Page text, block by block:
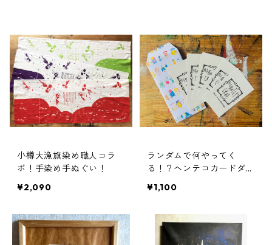
小樽大漁旗染め職人コラ
ボ！手染め手ぬぐい！
¥2,090
ランダムで何やってく
る！？ヘンテコカードダス
0セット限定）
¥1,100